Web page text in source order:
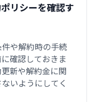
リシーを確認す
や解約時の手続
確認しておきま
新や解約金に関
いようにしてく